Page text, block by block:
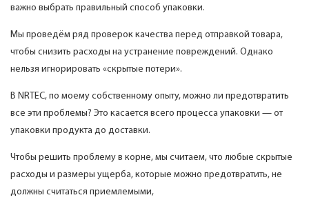
важно выбрать правильный способ упаковки.
Мы проведём ряд проверок качества перед отправкой товара,
чтобы снизить расходы на устранение повреждений. Однако
нельзя игнорировать «скрытые потери».
В NRTEC, по моему собственному опыту, можно ли предотвратить
все эти проблемы? Это касается всего процесса упаковки — от
упаковки продукта до доставки.
Чтобы решить проблему в корне, мы считаем, что любые скрытые
расходы и размеры ущерба, которые можно предотвратить, не
должны считаться приемлемыми,